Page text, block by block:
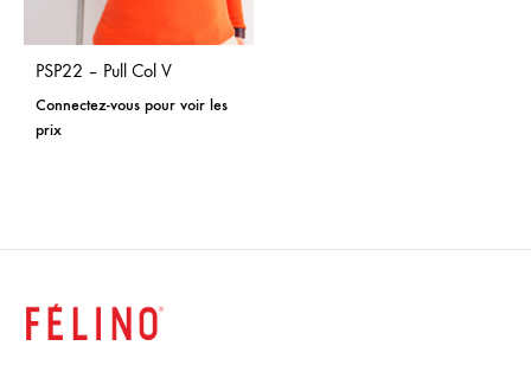
PSP22 – Pull Col V
Connectez-vous pour voir les
prix